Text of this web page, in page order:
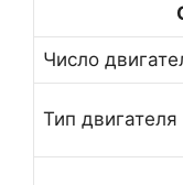
Число
Тип двигателя